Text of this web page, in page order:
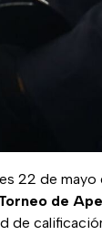
22 de
de
de